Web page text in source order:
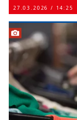
27.03.2026 / 14:25